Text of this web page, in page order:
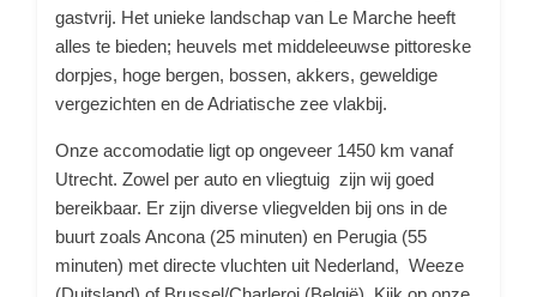
gastvrij. Het unieke landschap van Le Marche heeft
alles te bieden; heuvels met middeleeuwse pittoreske
dorpjes, hoge bergen, bossen, akkers, geweldige
vergezichten en de Adriatische zee vlakbij.
Onze accomodatie ligt op ongeveer 1450 km vanaf
Utrecht. Zowel per auto en vliegtuig zijn wij goed
bereikbaar. Er zijn diverse vliegvelden bij ons in de
buurt zoals Ancona (25 minuten) en Perugia (55
minuten) met directe vluchten uit Nederland, Weeze